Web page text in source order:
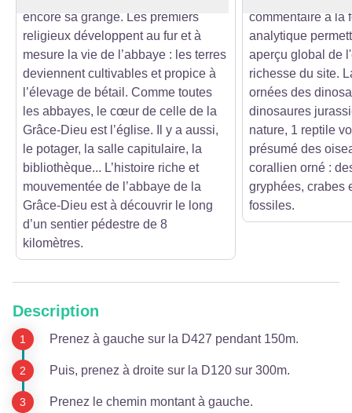
encore sa grange. Les premiers
religieux développent au fur et à
mesure la vie de l’abbaye : les terres
deviennent cultivables et propice à
l’élevage de bétail. Comme toutes
les abbayes, le cœur de celle de la
Grâce-Dieu est l’église. Il y a aussi,
le potager, la salle capitulaire, la
bibliothèque... L’histoire riche et
mouvementée de l’abbaye de la
Grâce-Dieu est à découvrir le long
d’un sentier pédestre de 8
kilomètres.
commentaire à la
analytique
aperçu global de
richesse du site.
ornées des
dinosaures
nature, 1 reptile
présumé des
corallien orné :
gryphées, crabes
fossiles.
Description
Prenez à gauche sur la D427 pendant 150m.
Puis, prenez à droite sur la D120 sur 300m.
Prenez le chemin montant à gauche.